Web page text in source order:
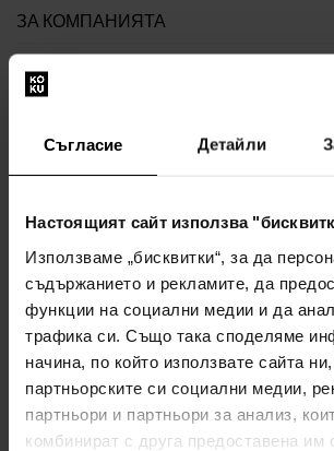
Съгласие Детайли
Настоящият сайт използва
Използваме „бисквитки“, за да
съдържанието и рекламите, да
функции на социални медии и да
трафика си. Също така споделяме
начина, по който използвате сайта
партньорските си социални медии,
партньори и партньори за анализ,
комбинират с друга предоставена им
ЗА КОМПАНИЯТА
За нас
ФОРМА ЗА КОНТАКТ
Общи правила и условия
Политика за поверителност
ФОРМУЛЯР ЗА ОПЛАКВАНЕ
Начин на доставка
Кога ще получа поръчаните стоки?
Защо парфюми и часовници от нас?